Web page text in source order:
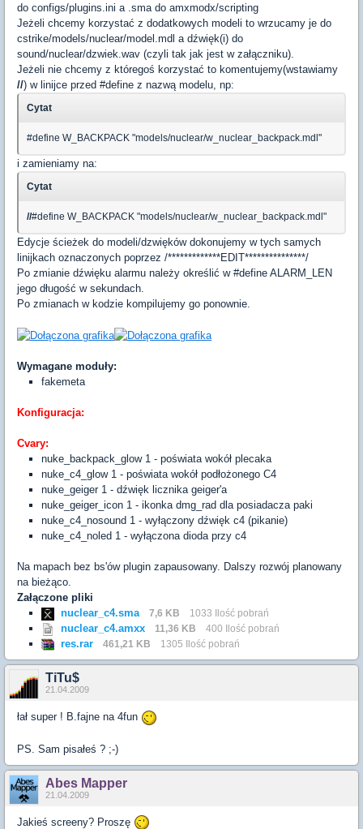
do configs/plugins.ini a .sma do amxmodx/scripting
Jeżeli chcemy korzystać z dodatkowych modeli to wrzucamy je do
cstrike/models/nuclear/model.mdl a dźwięk(i) do
sound/nuclear/dzwiek.wav (czyli tak jak jest w załączniku).
Jeżeli nie chcemy z któregoś korzystać to komentujemy(wstawiamy
//) w linijce przed #define z nazwą modelu, np:
Cytat
#define W_BACKPACK "models/nuclear/w_nuclear_backpack.mdl"
i zamieniamy na:
Cytat
//#define W_BACKPACK "models/nuclear/w_nuclear_backpack.mdl"
Edycje ścieżek do modeli/dzwięków dokonujemy w tych samych
linijkach oznaczonych poprzez /*************EDIT***************/
Po zmianie dźwięku alarmu należy określić w #define ALARM_LEN
jego długość w sekundach.
Po zmianach w kodzie kompilujemy go ponownie.
Wymagane moduły:
fakemeta
Konfiguracja:
Cvary:
nuke_backpack_glow 1 - poświata wokół plecaka
nuke_c4_glow 1 - poświata wokół podłożonego C4
nuke_geiger 1 - dźwięk licznika geiger'a
nuke_geiger_icon 1 - ikonka dmg_rad dla posiadacza paki
nuke_c4_nosound 1 - wyłączony dźwięk c4 (pikanie)
nuke_c4_noled 1 - wyłączona dioda przy c4
Na mapach bez bs'ów plugin zapausowany. Dalszy rozwój planowany
na bieżąco.
Załączone pliki
nuclear_c4.sma
7,6 KB 1033 Ilość pobrań
nuclear_c4.amxx 11,36 KB 400 Ilość pobrań
res.rar 461,21 KB 1305 Ilość pobrań
TiTu$
21.04.2009
łał super ! B.fajne na 4fun
PS. Sam pisałeś ? ;-)
Abes Mapper
21.04.2009
Jakieś screeny? Proszę